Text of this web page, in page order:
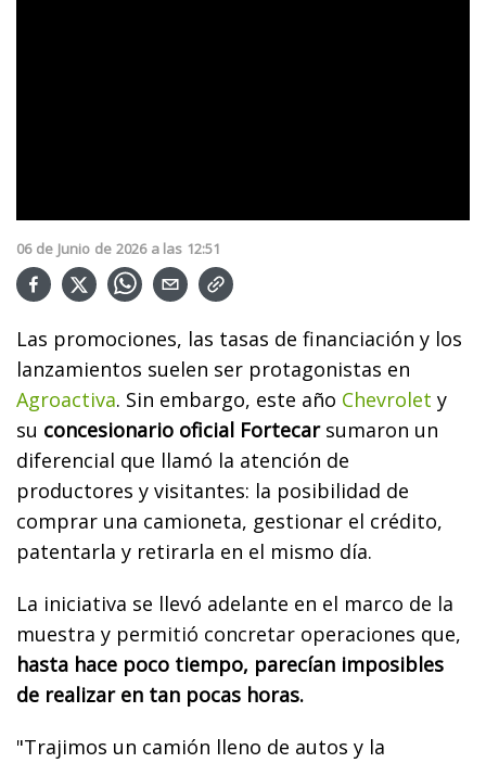
06 de Junio de 2026 a las 12:51
Las promociones, las tasas de financiación y los
lanzamientos suelen ser protagonistas en
Agroactiva. Sin embargo, este año Chevrolet y
su concesionario oficial Fortecar sumaron un
diferencial que llamó la atención de
productores y visitantes: la posibilidad de
comprar una camioneta, gestionar el crédito,
patentarla y retirarla en el mismo día.
La iniciativa se llevó adelante en el marco de la
muestra y permitió concretar operaciones que,
hasta hace poco tiempo, parecían imposibles
de realizar en tan pocas horas.
"Trajimos un camión lleno de autos y la